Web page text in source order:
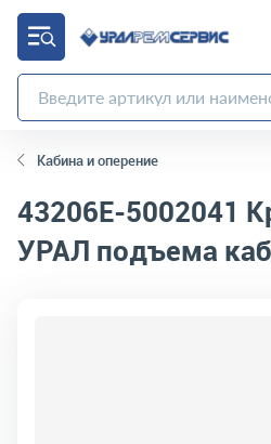
Кабина и оперение
43206Е-5002041
УРАЛ подъема